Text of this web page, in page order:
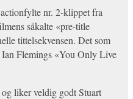
nr. 2-klippet fra
såkalte «pre-title
tittelsekvensen. Det som
Flemings «You Only Live
liker veldig godt Stuart